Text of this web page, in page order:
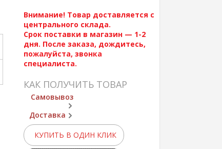
Внимание! Товар доставляется с
центрального склада.
Срок поставки в магазин — 1-2
дня. После заказа, дождитесь,
пожалуйста, звонка
специалиста.
КАК ПОЛУЧИТЬ ТОВАР
Самовывоз
Доставка
КУПИТЬ В ОДИН КЛИК